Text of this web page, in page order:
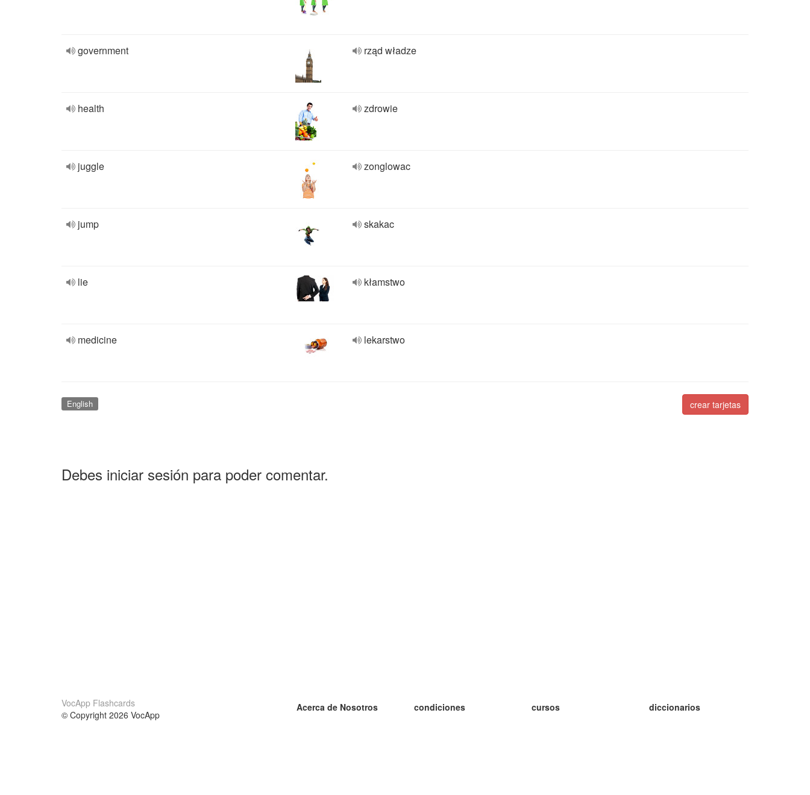
government rząd władze
health zdrowie
juggle zonglowac
jump skakac
lie kłamstwo
medicine lekarstwo
crear tarjetas
English
Debes iniciar sesión para poder comentar.
VocApp Flashcards
© Copyright 2026 VocApp
Acerca de Nosotros
condiciones
cursos
diccionarios